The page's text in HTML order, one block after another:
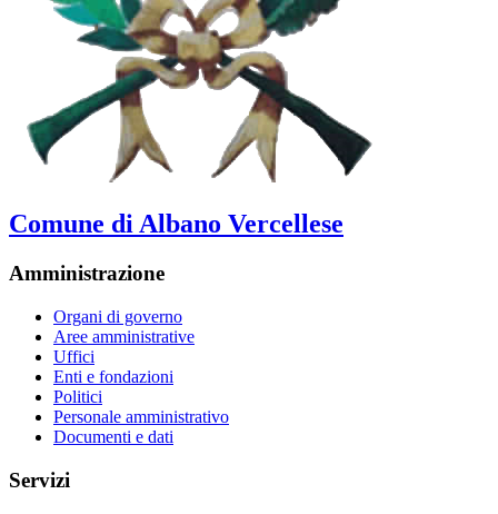
Comune di Albano Vercellese
Amministrazione
Organi di governo
Aree amministrative
Uffici
Enti e fondazioni
Politici
Personale amministrativo
Documenti e dati
Servizi